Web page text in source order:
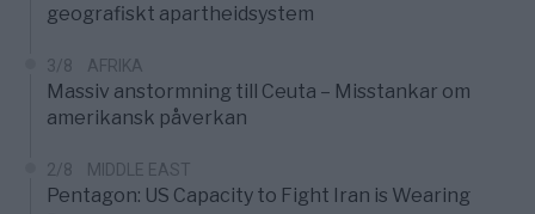
geografiskt apartheidsystem
3/8 AFRIKA
Massiv anstormning till Ceuta – Misstankar om
amerikansk påverkan
2/8 MIDDLE EAST
Pentagon: US Capacity to Fight Iran is Wearing